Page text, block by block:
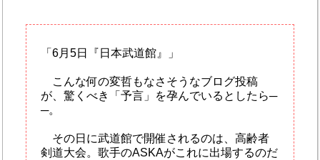
「6月5日『日本武道館』」
こんな何の変哲もなさそうなブログ投稿
が、驚くべき「予言」を孕んでいるとしたら─
─。
その日に武道館で開催されるのは、高齢者
剣道大会。歌手のASKAがこれに出場するのだ